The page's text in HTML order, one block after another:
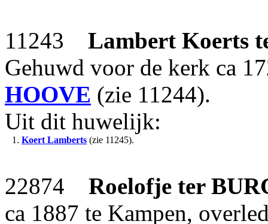
11243 Lambert Koerts
Gehuwd voor de kerk ca
HOOVE (zie 11244).
Uit dit huwelijk:
1. Koert Lamberts (zie 11245).
22874 Roelofje ter
ca 1887 te Kampen,